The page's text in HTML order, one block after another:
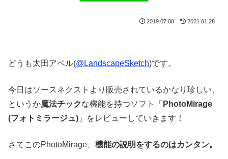
2019.07.08 2021.01.28
どうも太田アベル(@LandscapeSketch)です。
今日はソースネクストより販売されているかなり珍しい、
というか魔法チックな機能を持つソフト「 PhotoMirage
(フォトミラージュ) 」をレビューしていきます！
さてこのPhotoMirage、 機能の説明をするのはカンタン。